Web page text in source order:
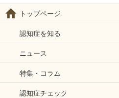
トップページ
認知症を知る
ニュース
特集・コラム
認知症チェック